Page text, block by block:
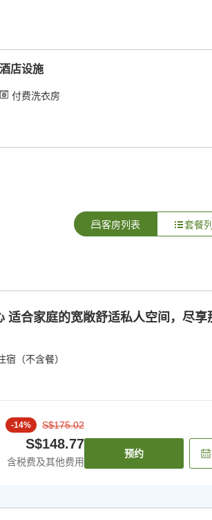
酒店设施
付费洗衣房
客房列表 套餐
适合家庭的宽敞舒适私人空间，尽享
宿（不含餐）
-14% S$175.02
S$148.77
含税费及其他费用
预约